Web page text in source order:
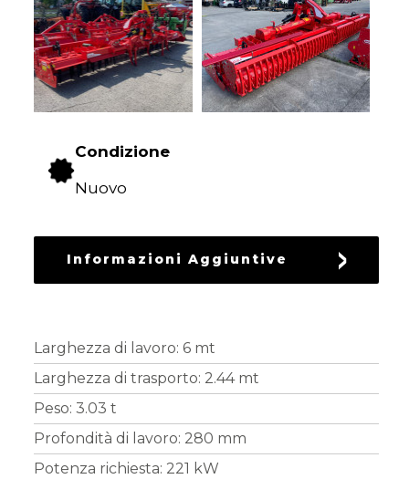
NEWS
CONTATTI
Condizione
Nuovo
Informazioni Aggiuntive
Larghezza di lavoro: 6 mt
Larghezza di trasporto: 2.44 mt
Peso: 3.03 t
Profondità di lavoro: 280 mm
Potenza richiesta: 221 kW
GIARDINAGGIO
ACCESSORI
E
USATI